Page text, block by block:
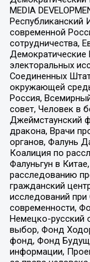
MEDIA
Республиканский
современной
сотрудничества,
электоральных
Соединенных
окружающей
Россия,
совет, Человек в
Джеймстаунский
дракона, Врачи
органов, Фалунь
Коалиция по
Фалуньгун в
расследованию
гражданский
исследований
современности,
Немецко-русский
выбор, Фонд
фонд, Фонд
информации,